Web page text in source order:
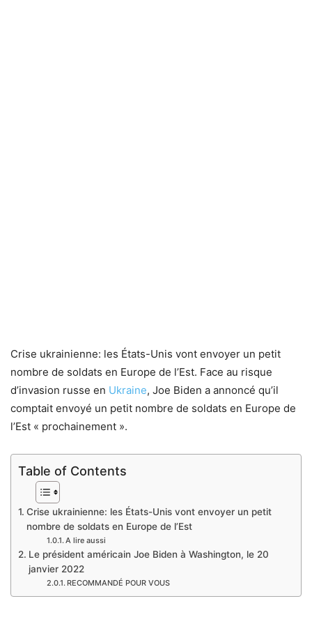
Crise ukrainienne: les États-Unis vont envoyer un petit
nombre de soldats en Europe de l’Est. Face au risque
d’invasion russe en Ukraine, Joe Biden a annoncé qu’il
comptait envoyé un petit nombre de soldats en Europe de
l’Est « prochainement ».
Table of Contents
Crise ukrainienne: les États-Unis vont envoyer un petit
nombre de soldats en Europe de l’Est
A lire aussi
Le président américain Joe Biden à Washington, le 20
janvier 2022
RECOMMANDÉ POUR VOUS